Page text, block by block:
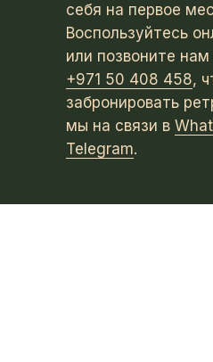
себя на первое
Воспользуйтесь
или позвоните
+971 50 408 458,
забронировать
мы на связи в
Telegram.